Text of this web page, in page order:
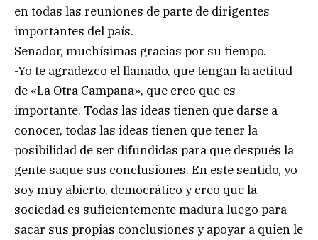
en todas las reuniones de parte de dirigentes
importantes del país.
Senador, muchísimas gracias por su tiempo.
-Yo te agradezco el llamado, que tengan la actitud
de «La Otra Campana», que creo que es
importante. Todas las ideas tienen que darse a
conocer, todas las ideas tienen que tener la
posibilidad de ser difundidas para que después la
gente saque sus conclusiones. En este sentido, yo
soy muy abierto, democrático y creo que la
sociedad es suficientemente madura luego para
sacar sus propias conclusiones y apoyar a quien le